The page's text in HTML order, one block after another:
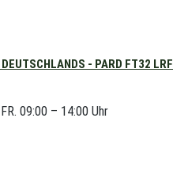
- PARD FT32 LRF
09:00 – 14:00 Uhr